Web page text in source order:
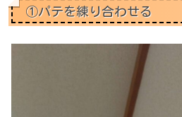
①パテを練り合わせる